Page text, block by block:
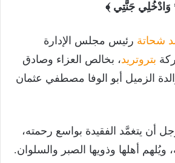
جَنَّتِي ﴾
شحاتة رئيس مجلس الإدارة
بتروتريد، بخالص العزاء وصادق
الزميل أبو الوفا مصطفي عثمان
أن يتغمَّد الفقيدة بواسع رحمته،
ويُلهم أهلها وذويها الصبر والسلوان.